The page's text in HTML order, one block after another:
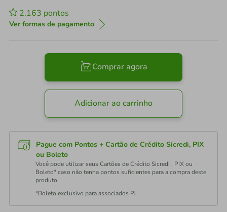
2.163 pontos
Ver formas de pagamento
Comprar agora
Adicionar ao carrinho
Pague com Pontos + Cartão de Crédito Sicredi, PIX
ou Boleto
Você pode utilizar seus Cartões de Crédito Sicredi , PIX ou
Boleto* caso não tenha pontos suficientes para a compra deste
produto.
*Boleto exclusivo para associados PJ